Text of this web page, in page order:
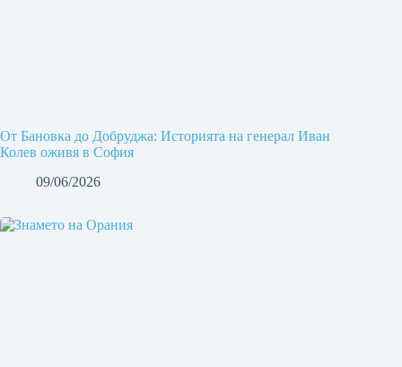
От Бановка до Добруджа: Историята на генерал Иван
Колев оживя в София
09/06/2026